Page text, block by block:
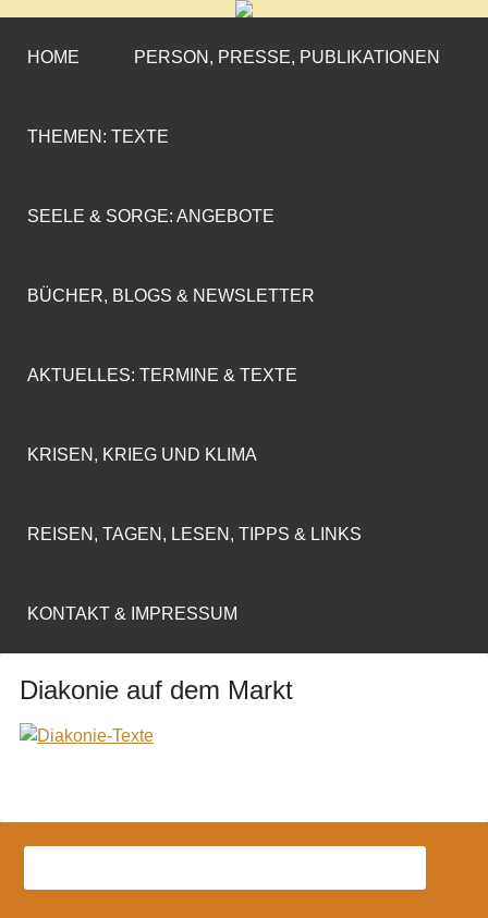
CORNELIA COENEN-
MARX
»ENGAGEMENT MIT PROFIL«
HOME PERSON, PRESSE, PUBLIKATIONEN
THEMEN: TEXTE
SEELE & SORGE: ANGEBOTE
BÜCHER, BLOGS & NEWSLETTER
AKTUELLES: TERMINE & TEXTE
KRISEN, KRIEG UND KLIMA
REISEN, TAGEN, LESEN, TIPPS & LINKS
KONTAKT & IMPRESSUM
Diakonie auf dem Markt